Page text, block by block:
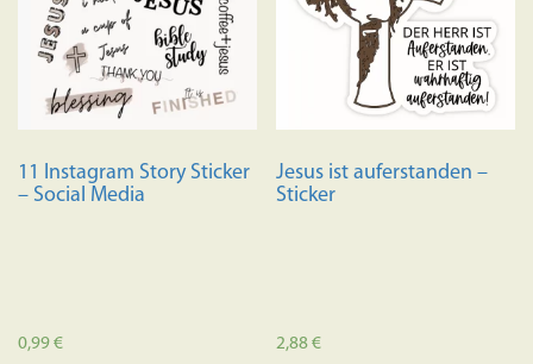
11 Instagram Story Sticker
– Social Media
0,99€
Jesus ist auferstanden –
Sticker
2,88€